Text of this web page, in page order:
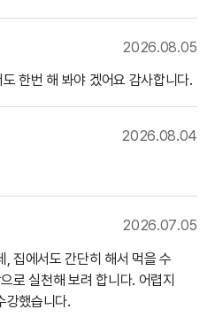
2026.08.05
한번 해 봐야 겠어요 감사합니다.
2026.08.04
2026.07.05
집에서도 간단히 해서 먹을 수
로 실천해 보려 합니다. 어렵지
강했습니다.